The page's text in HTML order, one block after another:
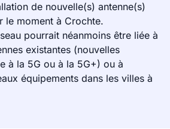
de nouvelle(s) antenne(s)
le moment à Crochte.
pourrait néanmoins être liée à
existantes (nouvelles
à la 5G ou à la 5G+) ou à
équipements dans les villes à